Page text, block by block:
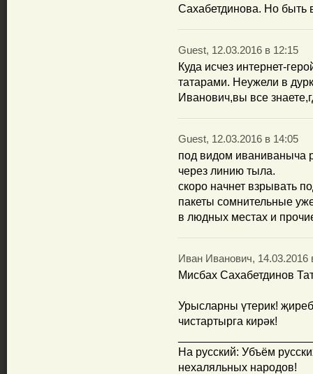
Сахабетдинова. Но быть
Guest, 12.03.2016 в 12:15
Куда исчез интернет-
татарами. Неужели в
Иванович,вы все
Guest, 12.03.2016 в 14:05
под видом иваниваныча
через линию тыла.
скоро начнет взрывать
пакеты сомнительные
в людных местах и
Иван Иванович, 14.03.2016
Мисбах Сахабетдинов
Урысларны үтерик!
чистартырга кирәк!
На русский: Убъём
нехаляльных народов!